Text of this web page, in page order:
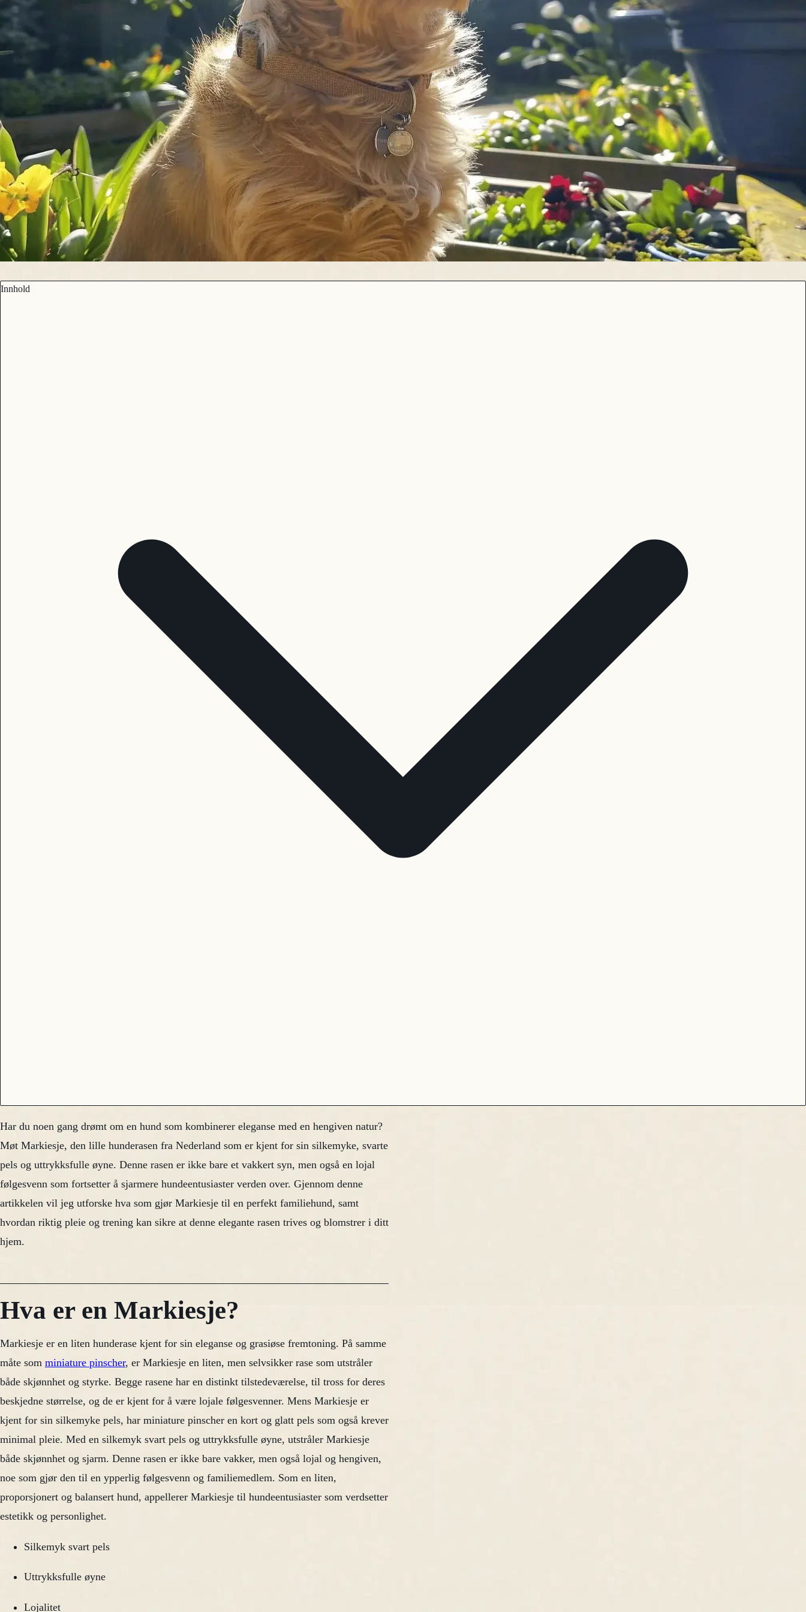
Innhold
Har du noen gang drømt om en hund som kombinerer eleganse med en hengiven natur?
Møt Markiesje, den lille hunderasen fra Nederland som er kjent for sin silkemyke, svarte
pels og uttrykksfulle øyne. Denne rasen er ikke bare et vakkert syn, men også en lojal
følgesvenn som fortsetter å sjarmere hundeentusiaster verden over. Gjennom denne
artikkelen vil jeg utforske hva som gjør Markiesje til en perfekt familiehund, samt
hvordan riktig pleie og trening kan sikre at denne elegante rasen trives og blomstrer i ditt
hjem.
Hva er en Markiesje?
Markiesje er en liten hunderase kjent for sin eleganse og grasiøse fremtoning. På samme
måte som miniature pinscher, er Markiesje en liten, men selvsikker rase som utstråler
både skjønnhet og styrke. Begge rasene har en distinkt tilstedeværelse, til tross for deres
beskjedne størrelse, og de er kjent for å være lojale følgesvenner. Mens Markiesje er
kjent for sin silkemyke pels, har miniature pinscher en kort og glatt pels som også krever
minimal pleie. Med en silkemyk svart pels og uttrykksfulle øyne, utstråler Markiesje
både skjønnhet og sjarm. Denne rasen er ikke bare vakker, men også lojal og hengiven,
noe som gjør den til en ypperlig følgesvenn og familiemedlem. Som en liten,
proporsjonert og balansert hund, appellerer Markiesje til hundeentusiaster som verdsetter
estetikk og personlighet.
Silkemyk svart pels
Uttrykksfulle øyne
Lojalitet